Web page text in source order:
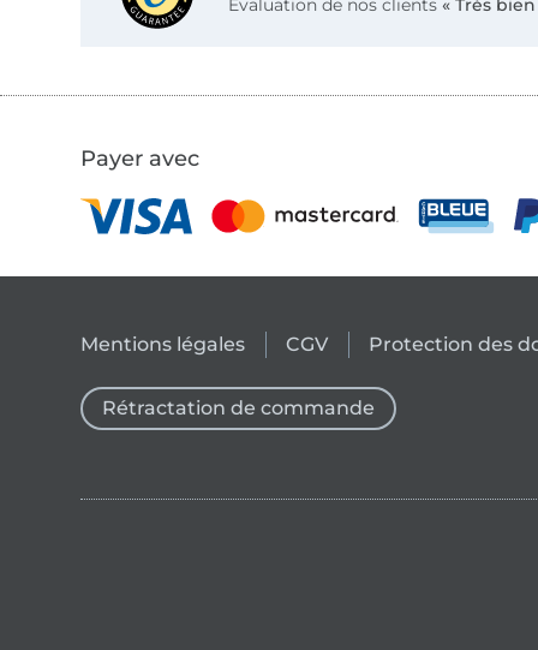
Évaluation de nos clients « Très bien
Payer avec
Mentions légales CGV Protection des
Rétractation de commande